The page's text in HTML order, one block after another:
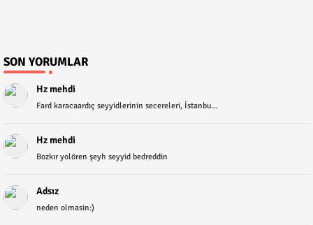
SON YORUMLAR
Hz mehdi
Fard karacaardıç seyyidlerinin secereleri, İstanbu...
Hz mehdi
Bozkır yolören şeyh seyyid bedreddin
Adsız
neden olmasin:)